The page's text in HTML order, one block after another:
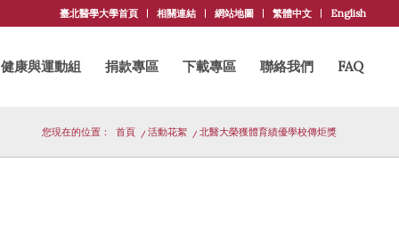
臺北醫學大學首頁 相關連結 網站地圖 繁體中文 English
健康與運動組 捐款專區 下載專區 聯絡我們 FAQ
您現在的位置： 首頁 / 活動花絮 / 北醫大榮獲體育績優學校傳炬獎